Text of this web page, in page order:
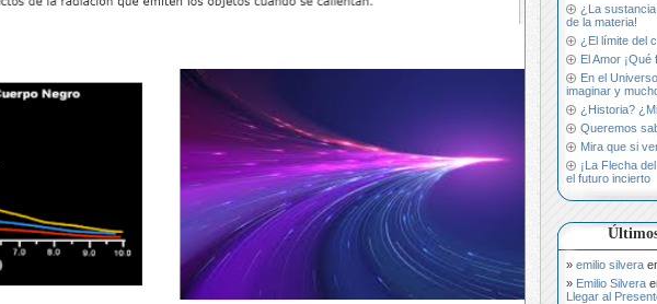
¿La
de la materia!
¿El límite del
El Amor
En el
imaginar y
¿Historia?
Queremos
Mira que si
¡La Flecha
el futuro incierto
emilio silvera
Emilio Silvera
Llegar al